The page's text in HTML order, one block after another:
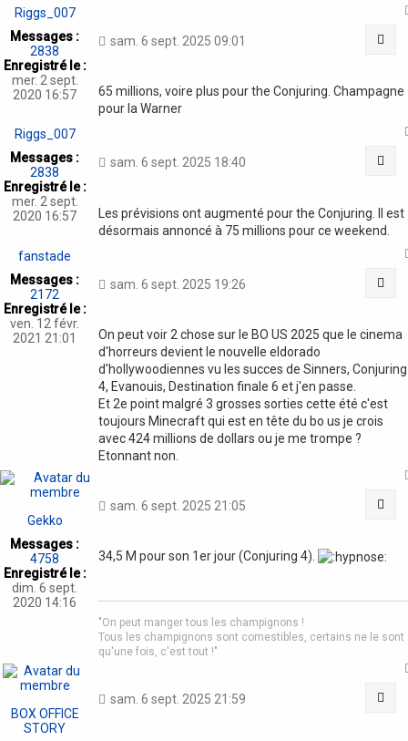
Riggs_007
Messages :
2838
Enregistré le :
mer. 2 sept.
2020 16:57
sam. 6 sept. 2025 09:01
65 millions, voire plus pour the Conjuring. Champagne
pour la Warner
Riggs_007
Messages :
2838
Enregistré le :
mer. 2 sept.
2020 16:57
sam. 6 sept. 2025 18:40
Les prévisions ont augmenté pour the Conjuring. Il est
désormais annoncé à 75 millions pour ce weekend.
fanstade
Messages :
2172
Enregistré le :
ven. 12 févr.
2021 21:01
sam. 6 sept. 2025 19:26
On peut voir 2 chose sur le BO US 2025 que le cinema
d'horreurs devient le nouvelle eldorado
d'hollywoodiennes vu les succes de Sinners, Conjuring
4, Evanouis, Destination finale 6 et j'en passe.
Et 2e point malgré 3 grosses sorties cette été c'est
toujours Minecraft qui est en tête du bo us je crois
avec 424 millions de dollars ou je me trompe ?
Etonnant non.
Gekko
Messages :
4758
Enregistré le :
dim. 6 sept.
2020 14:16
sam. 6 sept. 2025 21:05
34,5 M pour son 1er jour (Conjuring 4).
"On peut manger tous les champignons !
Tous les champignons sont comestibles, certains ne le sont
qu'une fois, c'est tout !"
BOX OFFICE
STORY
sam. 6 sept. 2025 21:59